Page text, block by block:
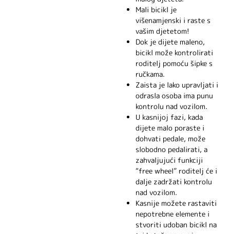
Mali bicikl je
višenamjenski i raste s
vašim djetetom!
Dok je dijete maleno,
bicikl može kontrolirati
roditelj pomoću šipke s
ručkama.
Zaista je lako upravljati i
odrasla osoba ima punu
kontrolu nad vozilom.
U kasnijoj fazi, kada
dijete malo poraste i
dohvati pedale, može
slobodno pedalirati, a
zahvaljujući funkciji
“free wheel” roditelj će i
dalje zadržati kontrolu
nad vozilom.
Kasnije možete rastaviti
nepotrebne elemente i
stvoriti udoban bicikl na